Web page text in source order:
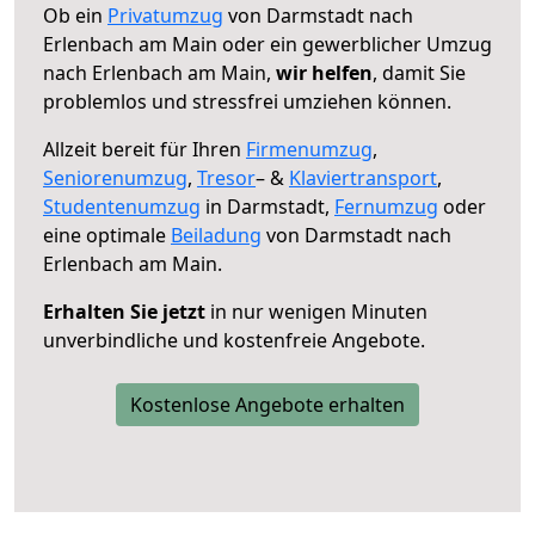
Ob ein Privatumzug von Darmstadt nach
Erlenbach am Main oder ein gewerblicher Umzug
nach Erlenbach am Main, wir helfen, damit Sie
problemlos und stressfrei umziehen können.
Allzeit bereit für Ihren Firmenumzug,
Seniorenumzug, Tresor– & Klaviertransport,
Studentenumzug in Darmstadt, Fernumzug oder
eine optimale Beiladung von Darmstadt nach
Erlenbach am Main.
Erhalten Sie jetzt in nur wenigen Minuten
unverbindliche und kostenfreie Angebote.
Kostenlose Angebote erhalten